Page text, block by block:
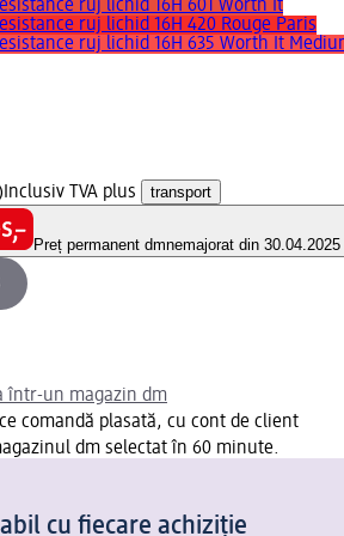
ruj lichid 16H 601 Worth It
ruj lichid 16H 420 Rouge Paris
ruj lichid 16H 635 Worth It
Inclusiv TVA plus transport
Preț permanent dmnemajorat din 30.04.2025
într-un magazin dm
comandă plasată, cu cont de client
dm selectat în 60 minute.
cu fiecare achiziție